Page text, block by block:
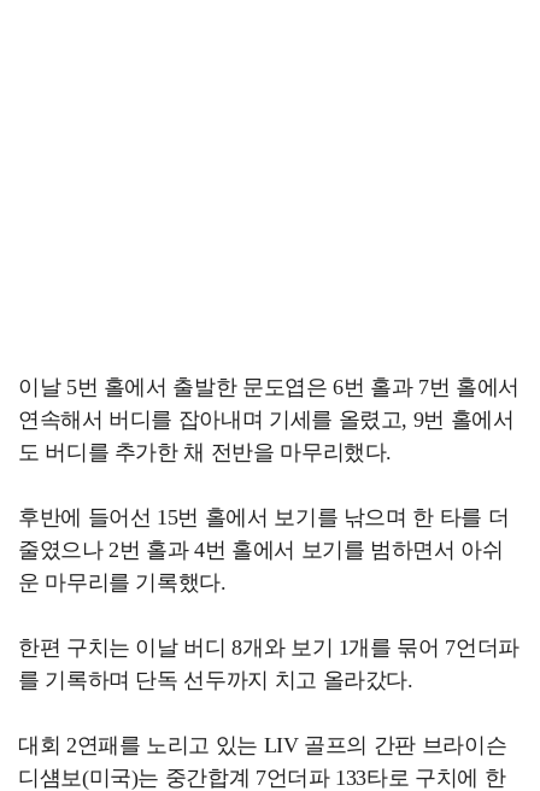
이날 5번 홀에서 출발한 문도엽은 6번 홀과 7번 홀에서
연속해서 버디를 잡아내며 기세를 올렸고, 9번 홀에서
도 버디를 추가한 채 전반을 마무리했다.
후반에 들어선 15번 홀에서 보기를 낚으며 한 타를 더
줄였으나 2번 홀과 4번 홀에서 보기를 범하면서 아쉬
운 마무리를 기록했다.
한편 구치는 이날 버디 8개와 보기 1개를 묶어 7언더파
를 기록하며 단독 선두까지 치고 올라갔다.
대회 2연패를 노리고 있는 LIV 골프의 간판 브라이슨
디섐보(미국)는 중간합계 7언더파 133타로 구치에 한